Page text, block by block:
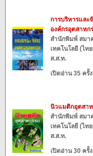
การบริหารและ
องค์กรอุตสาหก
สำนักพิมพ์ สมา
เทคโนโลยี (ไท
ส.ส.ท.
เปิดอ่าน 35 ครั้ง
นิวแมติกอุตสา
สำนักพิมพ์ สมา
เทคโนโลยี (ไท
ส.ส.ท.
เปิดอ่าน 30 ครั้ง